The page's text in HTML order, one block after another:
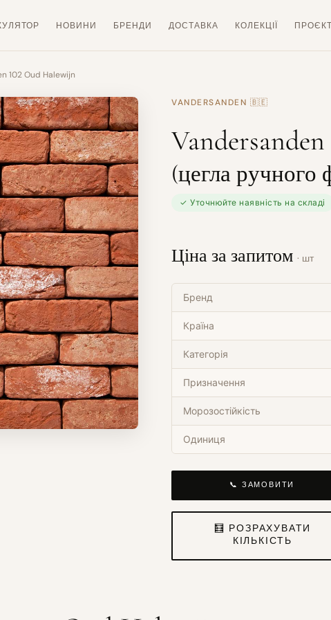
НОВИНИ БРЕНДИ ДОСТАВКА КОЛЕКЦІЇ
102 Oud Halewijn
VANDERSANDEN 🇧🇪
(цегла ручного
✓ Уточнюйте наявність на складі
Ціна за запитом · шт
Бренд
Країна
Категорія
Призначення
Морозостійкість
Одиниця
📞 ЗАМОВИТИ
🧮 РОЗРАХУВАТИ
КІЛЬКІСТЬ